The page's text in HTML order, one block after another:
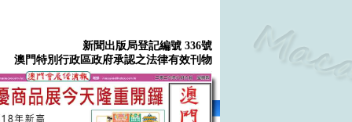
新聞出版局登記編號 336號
澳門特別行政區政府承認之法律有效刊物